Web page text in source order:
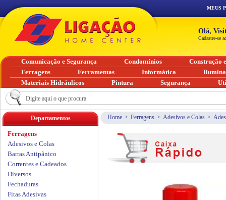
Home > Ferragens > Adesivos e Colas >
Departamentos
Ferragens
Adesivos e Colas
Barras Antipânico
Correntes e Cadeados
Diversos
Fechaduras
Fitas Adesivas
MEUS
Olá,
Cadastre-se
Comunicação e Segurança Condomínios
Construção
Ferragens
Ferramentas Informática
Materiais Hidráulicos
Pintura Segurança